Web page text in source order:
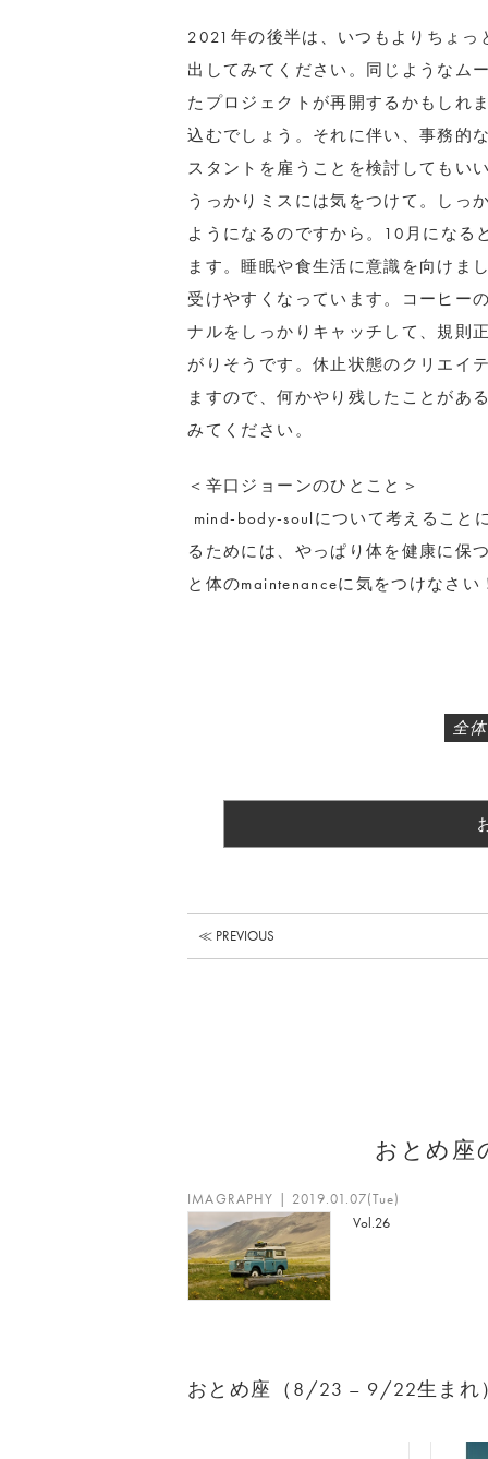
2021年の後半は、いつもよりちょ
出してみてください。同じようなム
たプロジェクトが再開するかもしれ
込むでしょう。それに伴い、事務的
スタントを雇うことを検討してもい
うっかりミスには気をつけて。しっ
ようになるのですから。10月になる
ます。睡眠や食生活に意識を向けま
受けやすくなっています。コーヒー
ナルをしっかりキャッチして、規則
がりそうです。休止状態のクリエイ
ますので、何かやり残したことがあ
みてください。
＜辛口ジョーンのひとこと＞
mind-body-soulについて考えること
るためには、やっぱり体を健康に保
と体のmaintenanceに気をつけなさい
全
≪ PREVIOUS
おとめ座
IMAGRAPHY | 2019.01.07(Tue)
Vol.26
おとめ座（8/23 – 9/22生まれ